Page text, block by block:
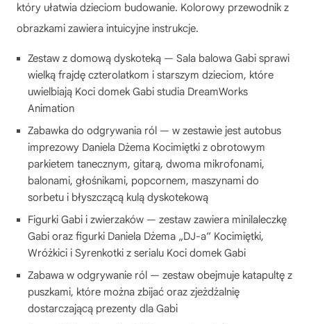
który ułatwia dzieciom budowanie. Kolorowy przewodnik z
obrazkami zawiera intuicyjne instrukcje.
Zestaw z domową dyskoteką — Sala balowa Gabi sprawi
wielką frajdę czterolatkom i starszym dzieciom, które
uwielbiają Koci domek Gabi studia DreamWorks
Animation
Zabawka do odgrywania ról — w zestawie jest autobus
imprezowy Daniela Dżema Kocimiętki z obrotowym
parkietem tanecznym, gitarą, dwoma mikrofonami,
balonami, głośnikami, popcornem, maszynami do
sorbetu i błyszczącą kulą dyskotekową
Figurki Gabi i zwierzaków — zestaw zawiera minilaleczkę
Gabi oraz figurki Daniela Dżema „DJ-a” Kocimiętki,
Wróżkici i Syrenkotki z serialu Koci domek Gabi
Zabawa w odgrywanie ról — zestaw obejmuje katapultę z
puszkami, które można zbijać oraz zjeżdżalnię
dostarczającą prezenty dla Gabi